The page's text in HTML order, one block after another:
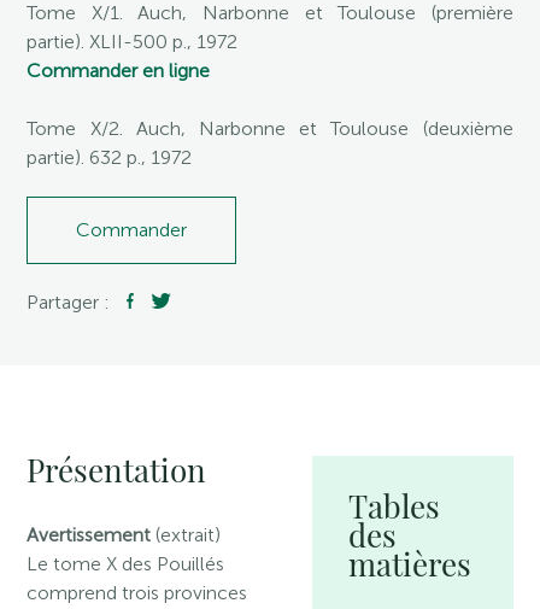
Tome X/1. Auch, Narbonne et Toulouse (première
partie). XLII-500 p., 1972
Commander en ligne
Tome X/2. Auch, Narbonne et Toulouse (deuxième
partie). 632 p., 1972
Commander
Partager :
Présentation
Avertissement (extrait)
Le tome X des Pouillés
comprend trois provinces
Tables
des
matières